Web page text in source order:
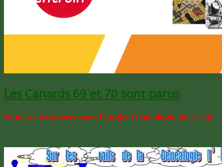
Les Canards 69 et 70 sont parus
Vous les trouverez sous l'onglet Généalogie de ce site